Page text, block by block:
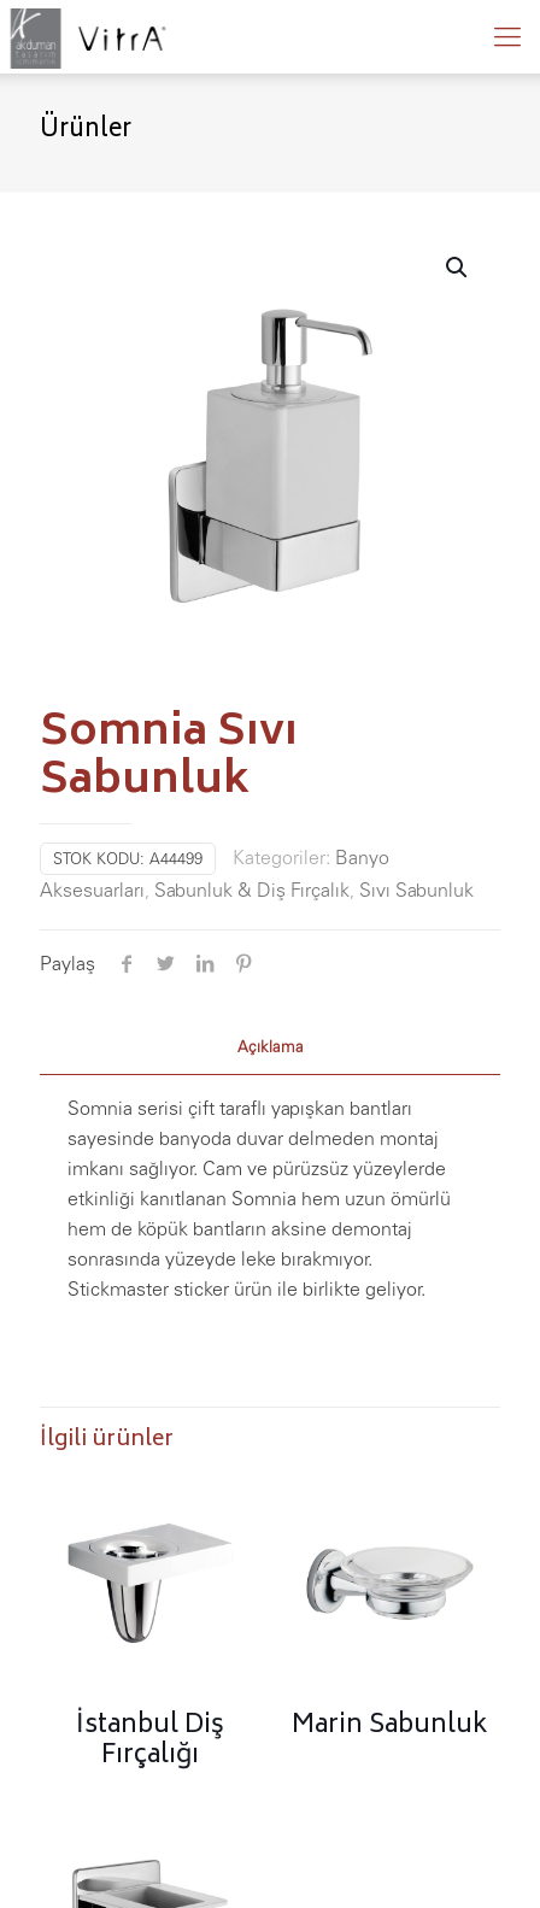
Ürünler
Somnia Sıvı
Sabunluk
STOK KODU: A44499 Kategoriler: Banyo
Aksesuarları Sabunluk & Diş Fırçalık Sıvı Sabunluk
Paylaş
Açıklama
Somnia serisi çift taraflı yapışkan bantları
sayesinde banyoda duvar delmeden montaj
imkanı sağlıyor. Cam ve pürüzsüz yüzeylerde
etkinliği kanıtlanan Somnia hem uzun ömürlü
hem de köpük bantların aksine demontaj
sonrasında yüzeyde leke bırakmıyor.
Stickmaster sticker ürün ile birlikte geliyor.
İlgili ürünler
İstanbul Diş
Fırçalığı
Marin Sabunluk